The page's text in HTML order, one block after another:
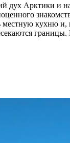
дух Арктики и
кухню